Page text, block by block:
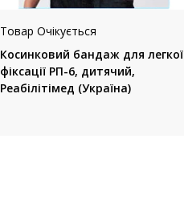
Товар Очікується
Косинковий бандаж для легкої
фіксації РП-6, дитячий,
Реабілітімед (Україна)